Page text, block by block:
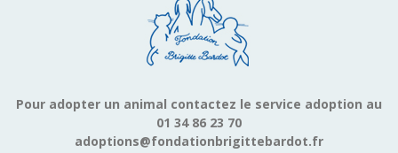
Pour adopter un animal contactez le service adoption au
01 34 86 23 70
adoptions@fondationbrigittebardot.fr